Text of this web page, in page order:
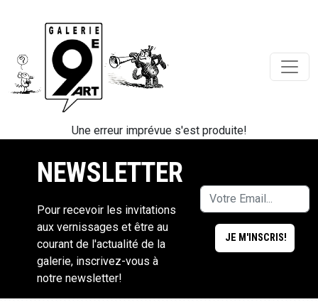
Une erreur imprévue s'est produite!
NEWSLETTER
Pour recevoir les invitations
aux vernissages et être au
courant de l'actualité de la
galerie, inscrivez-vous à
notre newsletter!